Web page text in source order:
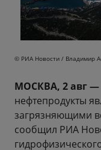
© РИА Новости / Владимир
МОСКВА, 2 авг —
нефтепродукты
загрязняющими
сообщил РИА